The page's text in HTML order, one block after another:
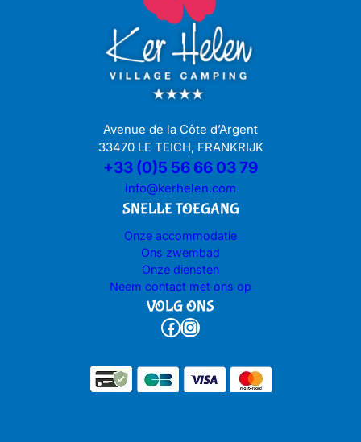
Avenue de la Côte d’Argent
33470 LE TEICH, FRANKRIJK
+33 (0)5 56 66 03 79
info@kerhelen.com
SNELLE TOEGANG
Onze accommodatie
Ons zwembad
Onze diensten
Neem contact met ons op
VOLG ONS
Facebook Instagram